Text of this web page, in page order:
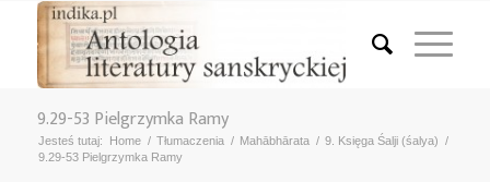
9.29-53 Pielgrzymka Ramy
Jesteś tutaj: Home / Tłumaczenia / Mahābhārata / 9. Księga Śalji (śalya) /
9.29-53 Pielgrzymka Ramy